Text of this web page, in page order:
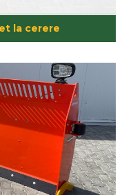
la cerere